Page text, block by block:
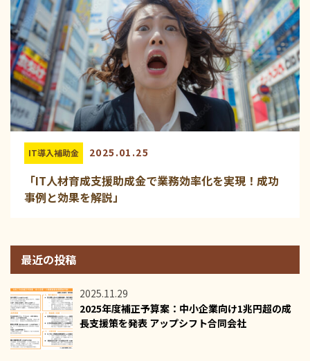
IT導入補助金 2025.01.25
「IT人材育成支援助成金で業務効率化を実現！成功
事例と効果を解説」
最近の投稿
2025.11.29
2025年度補正予算案：中小企業向け1兆円超の成
長支援策を発表 アップシフト合同会社